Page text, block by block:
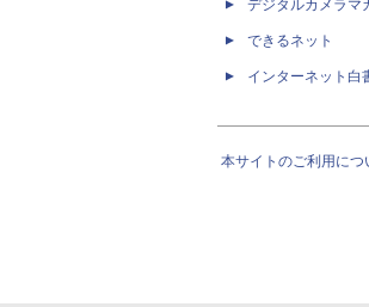
デジタルカメラマ
できるネット
インターネット白
本サイトのご利用につ